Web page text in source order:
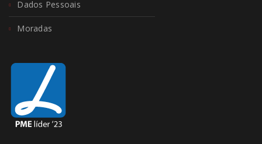
Dados Pessoais
Moradas